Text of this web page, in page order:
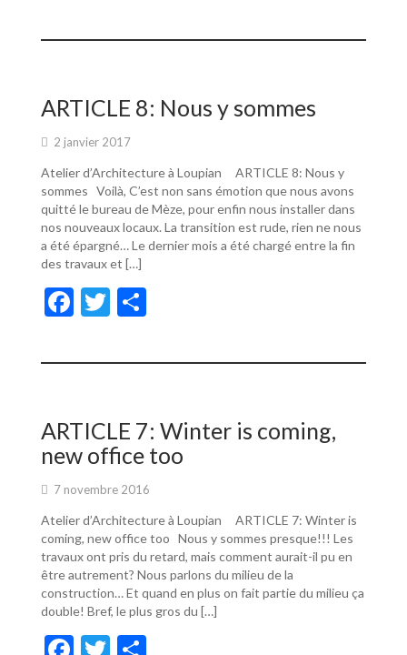
e
o
o
k
itt ta
er
ARTICLE 8: Nous y sommes
2 janvier 2017
Atelier d’Architecture à Loupian ARTICLE 8: Nous y
sommes Voilà, C’est non sans émotion que nous avons
quitté le bureau de Mèze, pour enfin nous installer dans
nos nouveaux locaux. La transition est rude, rien ne nous
a été épargné… Le dernier mois a été chargé entre la fin
des travaux et […]
F
e
o
o
k
T
itt ta
er
ARTICLE 7: Winter is coming,
new office too
7 novembre 2016
Atelier d’Architecture à Loupian ARTICLE 7: Winter is
coming, new office too Nous y sommes presque!!! Les
travaux ont pris du retard, mais comment aurait-il pu en
être autrement? Nous parlons du milieu de la
construction… Et quand en plus on fait partie du milieu ça
double! Bref, le plus gros du […]